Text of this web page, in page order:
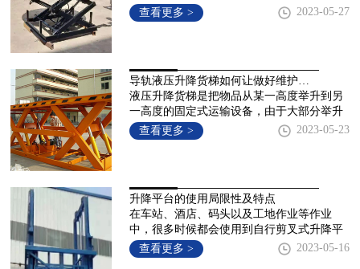
与安全可靠性，如果升降机升不起来我们该
怎么办，或许还有很
查看更多 > 2023-05-27
导轨液压升降货梯如何让做好维护保养？
液压升降货梯是把物品从某一高度举升到另
一高度的固定式运输设备，由于大部分举升
的物体重量体积大，导轨液压升降货梯厂家
设备安全平稳，因
查看更多 > 2023-05-23
升降平台的使用局限性及特点
在车站、酒店、码头以及工地作业等作业
中，很多时候都会使用到自行剪叉式升降平
台。In operations such as stations, hotels, docks
查看更多 > 2023-05-16